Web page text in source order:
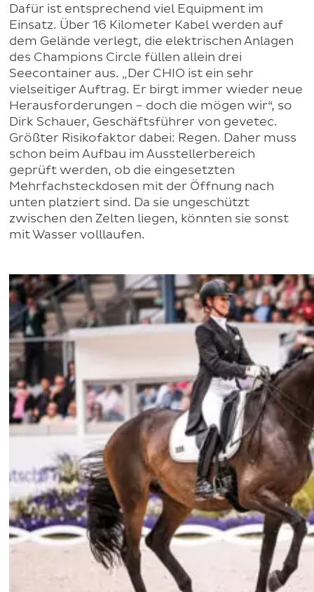
Dafür ist entsprechend viel Equipment im
Einsatz. Über 16 Kilometer Kabel werden auf
dem Gelände verlegt, die elektrischen Anlagen
des Champions Circle füllen allein drei
Seecontainer aus. „Der CHIO ist ein sehr
vielseitiger Auftrag. Er birgt immer wieder neue
Herausforderungen – doch die mögen wir“, so
Dirk Schauer, Geschäftsführer von gevetec.
Größter Risikofaktor dabei: Regen. Daher muss
schon beim Aufbau im Ausstellerbereich
geprüft werden, ob die eingesetzten
Mehrfachsteckdosen mit der Öffnung nach
unten platziert sind. Da sie ungeschützt
zwischen den Zelten liegen, könnten sie sonst
mit Wasser volllaufen.